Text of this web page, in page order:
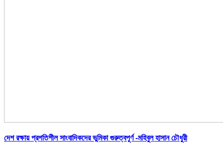
দেশ রক্ষায় প্রগতিশীল সাংবাদিকদের ভুমিকা গুরুত্বপূর্ণ -মহিবুল হাসান চৌধুরী